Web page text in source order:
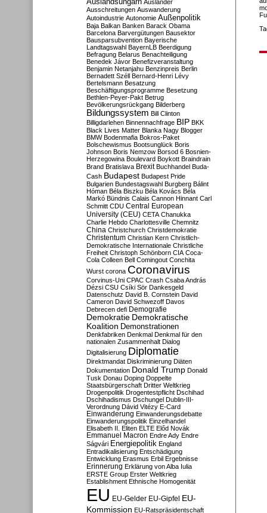
Ausländer
Ausschreitungen Auswanderung
Autoindustrie Autonomie Außenpolitik
Baja Balkan Banken Barack Obama
Barcelona Barvergütungen Bausektor
Bausparsubvention Bayerische
Landtagswahl BayernLB Beerdigung
Befragung Belarus Benachteiligung
Benedek Jávor Benefizveranstaltung
Benjamin Netanjahu Benzinpreis Berlin
Bernadett Széll Bernard-Henri Lévy
Bertelsmann Besatzung
Beschäftigungsprogramme Besetzung
Bethlen-Peyer-Pakt Betrug
Bevölkerungsrückgang Bilderberg
Bildungssystem Bill Clinton
Billigdarlehen Binnennachfrage BIP BKK
Black Lives Matter Blanka Nagy Blogger
BMW Bodenmafia Bokros-Paket
Bolschewismus Bootsunglück Boris
Johnson Boris Nemzow Borsod 6 Bosnien-
Herzegowina Boulevard Boykott Braindrain
Brand Bratislava Brexit Buchhandel Buda-
Cash Budapest Budapest Pride
Bulgarien Bundestagswahl Burgberg Bálint
Hóman Béla Biszku Béla Kovács Béla
Markó Bündnis Calais Cannon Hinnant Carl
Schmitt CDU Central European
University (CEU) CETA Chanukka
Charlie Hebdo Charlottesville Chemnitz
China Christchurch Christdemokratie
Christentum Christian Kern Christlich-
Demokratische Internationale Christliche
Freiheit Christoph Schönborn CIA Coca-
Cola Colleen Bell Comingout Conchita
Wurst corona Coronavirus
Corvinus-Uni CPAC Crash Csaba András
Dézsi CSU Csíki Sör Dankesgeld
Datenschutz David B. Cornstein David
Cameron David Schwezoff Davos
Debrecen defi Demografie
Demokratie Demokratische
Koalition Demonstrationen
Denkfabriken Denkmal Denkmal für den
nationalen Zusammenhalt Dialog
Digitalisierung Diplomatie
Direktmandat Diskriminierung Diäten
Dokumentation Donald Trump Donald
Tusk Donau Doping Doppelte
Staatsbürgerschaft Dritter Weltkrieg
Drogenpolitik Drogentestpflicht Dschihad
Dschihadismus Dschungel Dublin-III-
Verordnung Dávid Vitézy E-Card
Einwanderung Einwanderungsdebatte
Einwanderungspolitik Einzelhandel
Elisabeth II. Eliten ELTE Előd Novák
Emmanuel Macron Endre Ady Endre
Ságvári Energiepolitik England
Entradikalisierung Entschädigung
Entwicklung Erasmus Erbil Ergebnisse
Erinnerung Erklärung von Alba Iulia
ERSTE Group Erster Weltkrieg
Establishment Ethnische Homogenität
EU EU-Gelder EU-Gipfel EU-
Kommission EU-Ratspräsidentschaft